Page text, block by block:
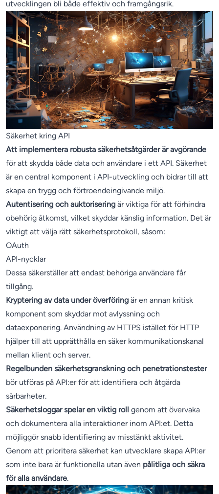
utvecklingen bli både effektiv och framgångsrik.
Säkerhet kring API
Att implementera robusta säkerhetsåtgärder är avgörande
för att skydda både data och användare i ett API. Säkerhet
är en central komponent i API-utveckling och bidrar till att
skapa en trygg och förtroendeingivande miljö.
Autentisering och auktorisering är viktiga för att förhindra
obehörig åtkomst, vilket skyddar känslig information. Det är
viktigt att välja rätt säkerhetsprotokoll, såsom:
OAuth
API-nycklar
Dessa säkerställer att endast behöriga användare får
tillgång.
Kryptering av data under överföring är en annan kritisk
komponent som skyddar mot avlyssning och
dataexponering. Användning av HTTPS istället för HTTP
hjälper till att upprätthålla en säker kommunikationskanal
mellan klient och server.
Regelbunden säkerhetsgranskning och penetrationstester
bör utföras på API:er för att identifiera och åtgärda
sårbarheter.
Säkerhetsloggar spelar en viktig roll genom att övervaka
och dokumentera alla interaktioner inom API:et. Detta
möjliggör snabb identifiering av misstänkt aktivitet.
Genom att prioritera säkerhet kan utvecklare skapa API:er
som inte bara är funktionella utan även pålitliga och säkra
för alla användare.